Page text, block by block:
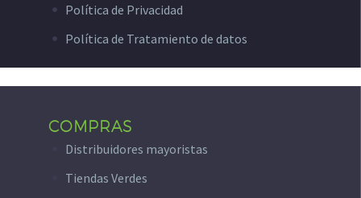
Política de Privacidad
Política de Tratamiento de datos
COMPRAS
Distribuidores mayoristas
Tiendas Verdes